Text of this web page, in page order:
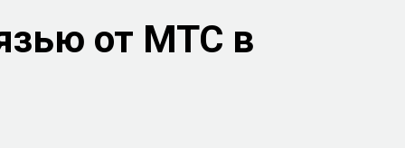
от МТС в